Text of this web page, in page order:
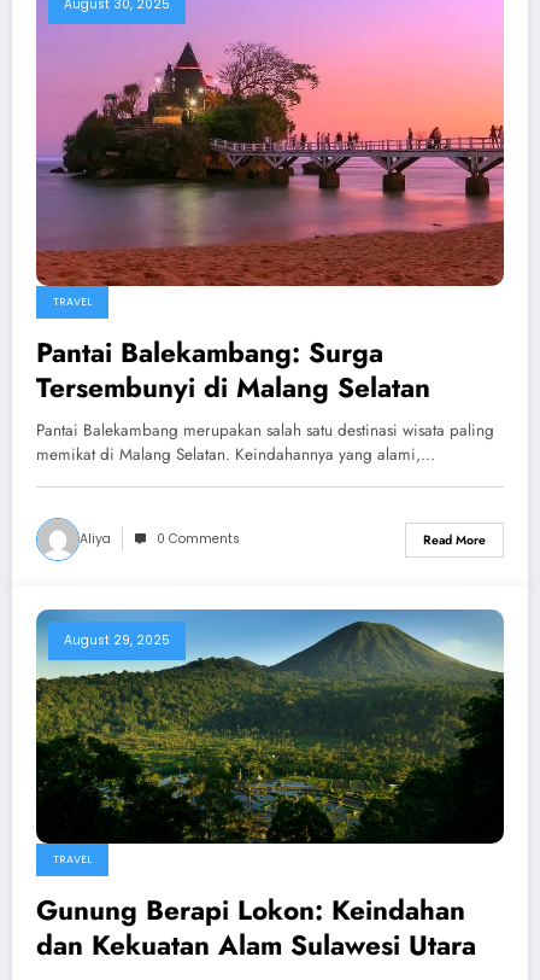
August 30, 2025
TRAVEL
Pantai Balekambang: Surga
Tersembunyi di Malang Selatan
Pantai Balekambang merupakan salah satu destinasi wisata paling
memikat di Malang Selatan. Keindahannya yang alami,…
Aliya 0 Comments Read More
August 29, 2025
TRAVEL
Gunung Berapi Lokon: Keindahan
dan Kekuatan Alam Sulawesi Utara